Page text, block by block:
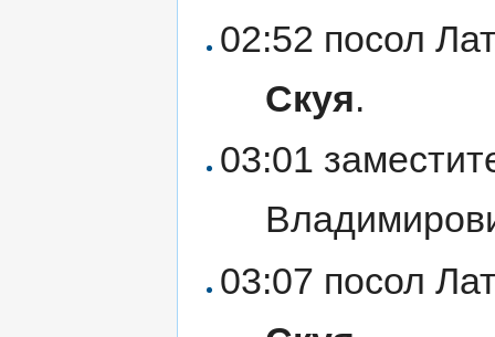
02:52 посол
Скуя.
03:01
03:07 посол